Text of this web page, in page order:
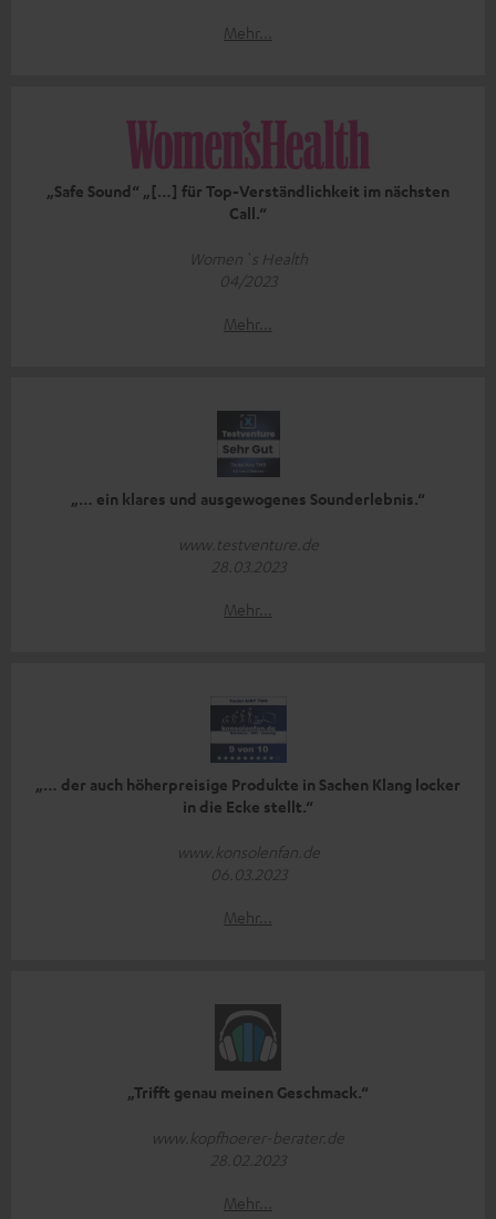
Mehr...
„Safe Sound“ „[…] für Top-Verständlichkeit im nächsten
Call.“
Women`s Health
04/2023
Mehr...
„… ein klares und ausgewogenes Sounderlebnis.“
www.testventure.de
28.03.2023
Mehr...
„… der auch höherpreisige Produkte in Sachen Klang locker
in die Ecke stellt.“
www.konsolenfan.de
06.03.2023
Mehr...
„Trifft genau meinen Geschmack.“
www.kopfhoerer-berater.de
28.02.2023
Mehr...